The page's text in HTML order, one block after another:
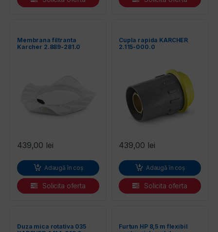
Membrana filtranta
Karcher 2.889-281.0
439,00 lei
Adaugă în coș
Solicita oferta
Cupla rapida KARCHER
2.115-000.0
439,00 lei
Adaugă în coș
Solicita oferta
Duza mica rotativa 035
Furtun HP 8,5 m flexibil